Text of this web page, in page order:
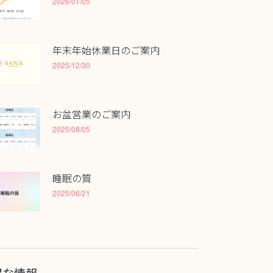
年末年始休業日のご案内
2025/12/30
お盆営業のご案内
2025/08/05
睡眠の質
2025/06/21